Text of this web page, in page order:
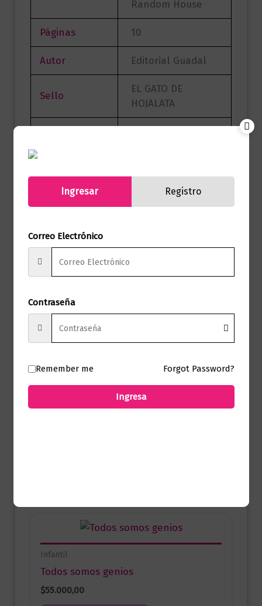
Random House
Páginas 10
Autor Editorial Guadal
Sello
EL GATO DE
HOJALATA
No hay valoraciones aún.
Solo los usuarios registrados que hayan
comprado este producto pueden hacer
una valoración.
Infantil
Infantil
Todos somos genios
$55.000,00
Ingresar Registro
Correo Electrónico
Contraseña
Remember me Forgot Password?
Ingresa